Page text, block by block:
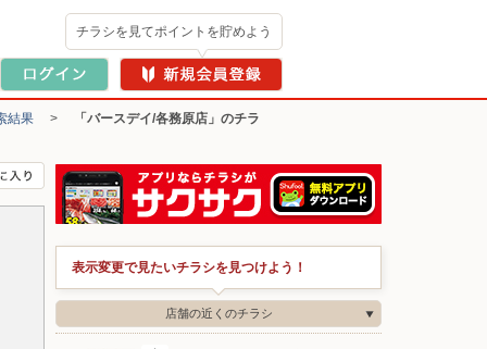
チラシを見てポイントを貯めよう
結果 >
「バースデイ/各務原店」のチラ
表示変更で見たいチラシを見つけよう！
店舗の近くのチラシ